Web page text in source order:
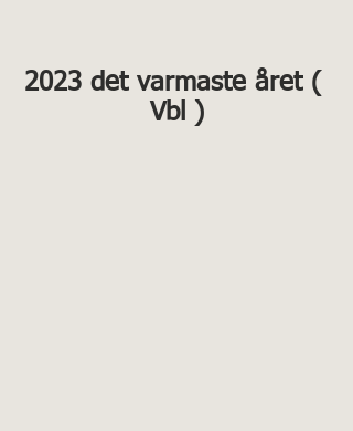
2023 det varmaste året (
Vbl )